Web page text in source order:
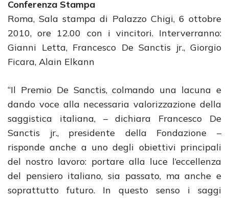
Conferenza Stampa
Roma, Sala stampa di Palazzo Chigi, 6 ottobre
2010, ore 12.00 con i vincitori. Interverranno:
Gianni Letta, Francesco De Sanctis jr., Giorgio
Ficara, Alain Elkann
“Il Premio De Sanctis, colmando una lacuna e
dando voce alla necessaria valorizzazione della
saggistica italiana, – dichiara Francesco De
Sanctis jr., presidente della Fondazione –
risponde anche a uno degli obiettivi principali
del nostro lavoro: portare alla luce l’eccellenza
del pensiero italiano, sia passato, ma anche e
soprattutto futuro. In questo senso i saggi